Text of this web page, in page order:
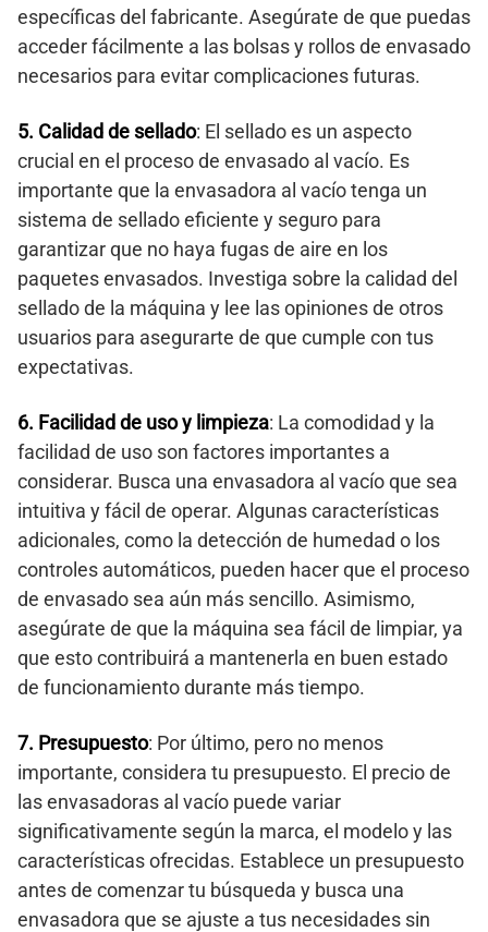
específicas del fabricante. Asegúrate de que puedas
acceder fácilmente a las bolsas y rollos de envasado
necesarios para evitar complicaciones futuras.
5. Calidad de sellado: El sellado es un aspecto
crucial en el proceso de envasado al vacío. Es
importante que la envasadora al vacío tenga un
sistema de sellado eficiente y seguro para
garantizar que no haya fugas de aire en los
paquetes envasados. Investiga sobre la calidad del
sellado de la máquina y lee las opiniones de otros
usuarios para asegurarte de que cumple con tus
expectativas.
6. Facilidad de uso y limpieza: La comodidad y la
facilidad de uso son factores importantes a
considerar. Busca una envasadora al vacío que sea
intuitiva y fácil de operar. Algunas características
adicionales, como la detección de humedad o los
controles automáticos, pueden hacer que el proceso
de envasado sea aún más sencillo. Asimismo,
asegúrate de que la máquina sea fácil de limpiar, ya
que esto contribuirá a mantenerla en buen estado
de funcionamiento durante más tiempo.
7. Presupuesto: Por último, pero no menos
importante, considera tu presupuesto. El precio de
las envasadoras al vacío puede variar
significativamente según la marca, el modelo y las
características ofrecidas. Establece un presupuesto
antes de comenzar tu búsqueda y busca una
envasadora que se ajuste a tus necesidades sin